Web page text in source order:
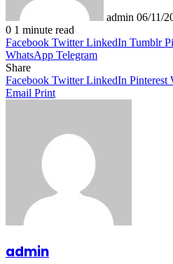
admin 06/11/
0 1 minute read
Facebook Twitter LinkedIn Tumblr
WhatsApp Telegram
Share
Facebook Twitter LinkedIn Pinterest
Email Print
admin